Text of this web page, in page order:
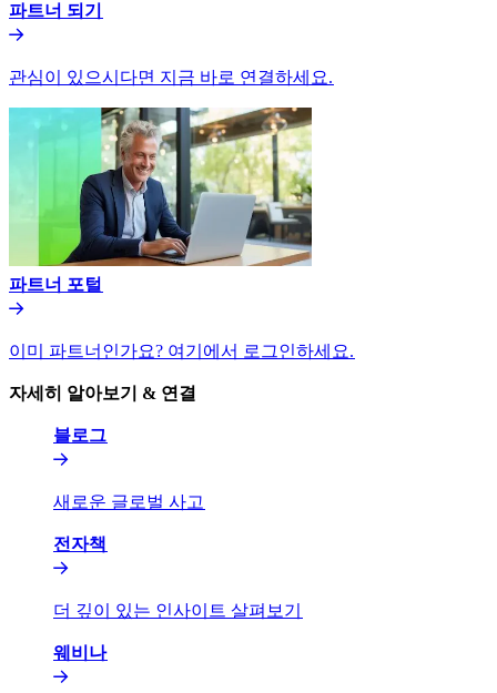
파트너 되기​​
관심이 있으시다면 지금 바로 연결하세요.​​
파트너 포털​​
이미 파트너인가요? 여기에서 로그인하세요.​​
자세히 알아보기 & 연결​​
블로그​​
새로운 글로벌 사고​​
전자책​​
더 깊이 있는 인사이트 살펴보기​​
웨비나​​